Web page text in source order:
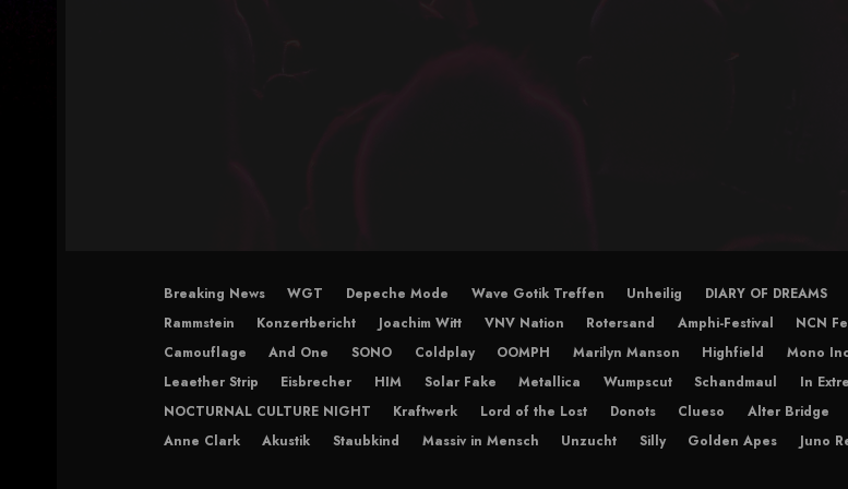
Breaking News WGT Depeche Mode Wave Gotik Treffen Unheilig DIARY OF DREAMS
Rammstein
Konzertbericht Joachim Witt VNV Nation Rotersand Amphi-Festival NCN
Camouflage
And One SONO Coldplay OOMPH Marilyn Manson Highfield Mono Inc
Leaether Strip
Eisbrecher HIM Solar Fake Metallica Wumpscut Schandmaul In
NOCTURNAL CULTURE NIGHT
Kraftwerk Lord of the Lost Donots Clueso Alter Bridge
Anne Clark
Akustik Staubkind Massiv in Mensch Unzucht Silly Golden Apes Juno